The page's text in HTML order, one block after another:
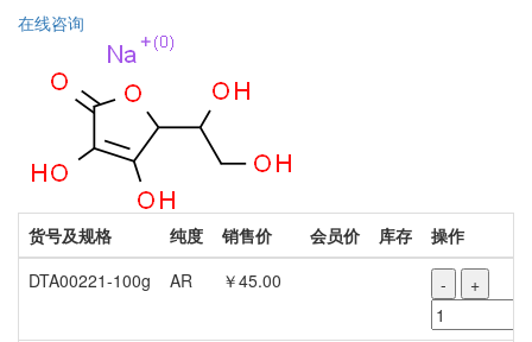
在线咨询
货号及规格 纯度 销售价 会员价 库存
操作
DTA00221-100g
AR ￥45.00 - +